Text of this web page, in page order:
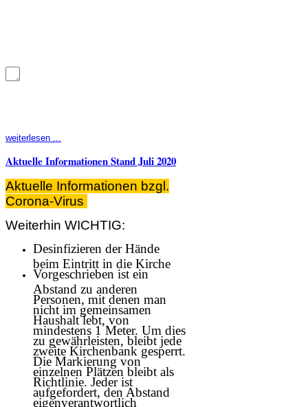
weiterlesen ...
Aktuelle Informationen Stand Juli 2020
Aktuelle Informationen bzgl.
Corona-Virus
Weiterhin WICHTIG:
Desinfizieren der Hände
beim Eintritt in die Kirche
Vorgeschrieben ist ein
Abstand zu anderen
Personen, mit denen man
nicht im gemeinsamen
Haushalt lebt, von
mindestens 1 Meter. Um dies
zu gewährleisten, bleibt jede
zweite Kirchenbank gesperrt.
Die Markierung von
einzelnen Plätzen bleibt als
Richtlinie. Jeder ist
aufgefordert, den Abstand
eigenverantwortlich